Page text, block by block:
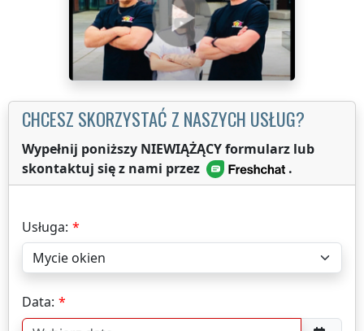
CHCESZ SKORZYSTAĆ Z NASZYCH USŁUG?
Wypełnij poniższy NIEWIĄŻĄCY formularz lub
skontaktuj się z nami przez
.
Usługa:
Data: